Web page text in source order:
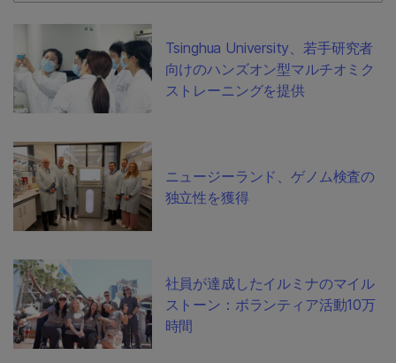
Tsinghua University、若手研究者
向けのハンズオン型マルチオミク
ストレーニングを提供
ニュージーランド、ゲノム検査の
独立性を獲得
社員が達成したイルミナのマイル
ストーン：ボランティア活動10万
時間